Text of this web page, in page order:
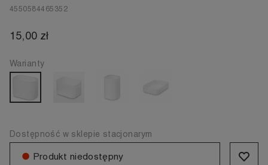
4550584465352
15,00 zł
Warianty
Dostępność w sklepie stacjonarym
● Produkt niedostępny